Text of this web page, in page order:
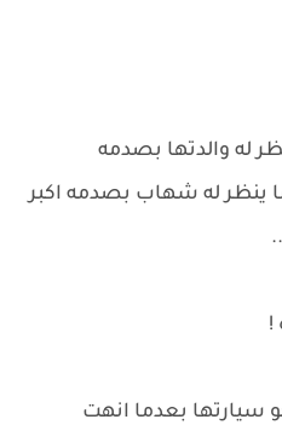
له والدتها بصدمه
ينظر له شهاب بصدمه اكبر
!
سيارتها بعدما انهت